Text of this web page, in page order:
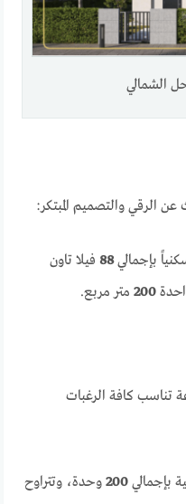
الشمالي
عن الرقي والتصميم المبتكر:
بإجمالي88 فيلا تاون
200 متر مربع.
تناسب كافة الرغبات
بإجمالي200 وحدة، وتتراوح